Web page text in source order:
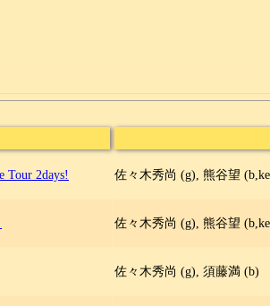
Tour 2days! 佐々木秀尚 (g), 熊谷望
佐々木秀尚 (g), 熊谷望
佐々木秀尚 (g), 須藤満 (b)